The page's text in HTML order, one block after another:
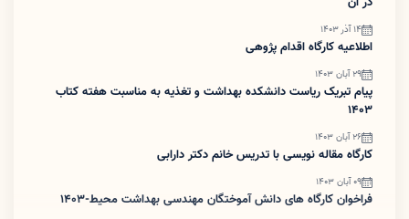
14 آذر 1403
اطلاعیه کارگاه اقدام پژوهی
29 آبان 1403
پیام تبریک ریاست دانشکده بهداشت و تغذیه به مناسبت هفته کتاب
1403
26 آبان 1403
کارگاه مقاله نویسی با تدریس خانم دکتر دارابی
09 آبان 1403
فراخوان کارگاه های دانش آموختگان مهندسی بهداشت محیط-1403